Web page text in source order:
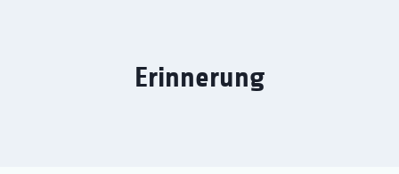
Erinnerung